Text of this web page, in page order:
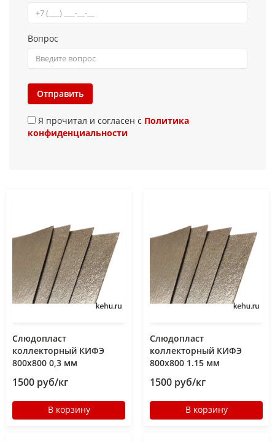
Вопрос
Отправить
Я прочитал и согласен с Политика
конфиденциальности
Слюдопласт
коллекторный КИФЭ
800x800 0,3 мм
1500 руб/кг
В корзину
Слюдопласт
коллекторный КИФЭ
800x800 1.15 мм
1500 руб/кг
В корзину